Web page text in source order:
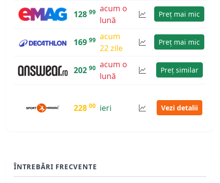
128 99 acum o
lună
Preț mai mic
169 99 acum
22 zile
Preț mai mic
202 90 acum o
lună
Preț similar
228 00 ieri Vezi detalii
ÎNTREBĂRI FRECVENTE